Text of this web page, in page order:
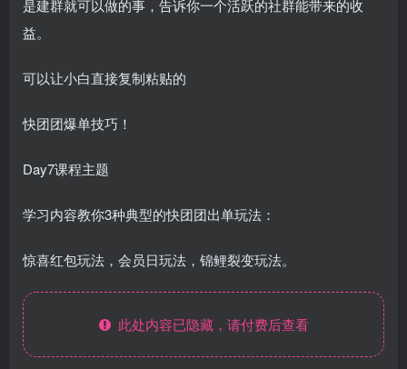
是建群就可以做的事，告诉你一个活跃的社群能带来的收
益。
可以让小白直接复制粘贴的
快团团爆单技巧！
Day7课程主题
学习内容教你3种典型的快团团出单玩法：
惊喜红包玩法，会员日玩法，锦鲤裂变玩法。
此处内容已隐藏，请付费后查看